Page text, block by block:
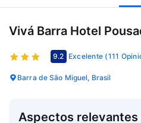
Vivá Barra Hotel
9.2 Excelente (111
Barra de São Miguel, Brasil
Aspectos relevantes